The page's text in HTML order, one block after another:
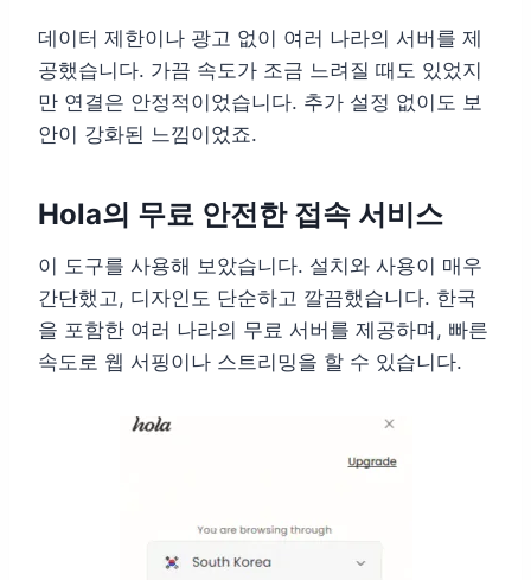
데이터 제한이나 광고 없이 여러 나라의 서버를 제
공했습니다. 가끔 속도가 조금 느려질 때도 있었지
만 연결은 안정적이었습니다. 추가 설정 없이도 보
안이 강화된 느낌이었죠.
Hola의 무료 안전한 접속 서비스
이 도구를 사용해 보았습니다. 설치와 사용이 매우
간단했고, 디자인도 단순하고 깔끔했습니다. 한국
을 포함한 여러 나라의 무료 서버를 제공하며, 빠른
속도로 웹 서핑이나 스트리밍을 할 수 있습니다.